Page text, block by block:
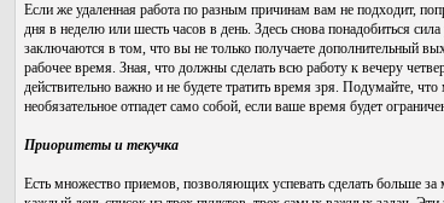
Если же удаленная работа по разным причинам вам не подходит,
дня в неделю или шесть часов в день. Здесь снова понадобиться
заключаются в том, что вы не только получаете дополнительный
рабочее время. Зная, что должны сделать всю работу к вечеру
действительно важно и не будете тратить время зря. Подумайте,
необязательное отпадет само собой, если ваше время будет
Приоритеты и текучка
Есть множество приемов, позволяющих успевать сделать больше